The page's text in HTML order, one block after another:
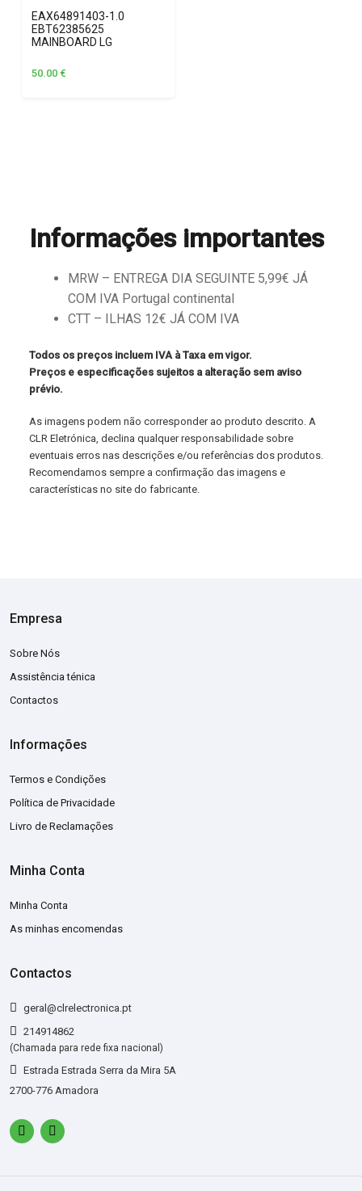
EAX64891403-1.0
EBT62385625
MAINBOARD LG
50.00 €
Informações importantes
MRW – ENTREGA DIA SEGUINTE 5,99€ JÁ
COM IVA Portugal continental
CTT – ILHAS 12€ JÁ COM IVA
Todos os preços incluem IVA à Taxa em vigor.
Preços e especificações sujeitos a alteração sem aviso
prévio.
As imagens podem não corresponder ao produto descrito. A
CLR Eletrónica, declina qualquer responsabilidade sobre
eventuais erros nas descrições e/ou referências dos produtos.
Recomendamos sempre a confirmação das imagens e
características no site do fabricante.
Empresa
Sobre Nós
Assistência ténica
Contactos
Informações
Termos e Condições
Política de Privacidade
Livro de Reclamações
Minha Conta
Minha Conta
As minhas encomendas
Contactos
geral@clrelectronica.pt
214914862
(Chamada para rede fixa nacional)
Estrada Estrada Serra da Mira 5A
2700-776 Amadora